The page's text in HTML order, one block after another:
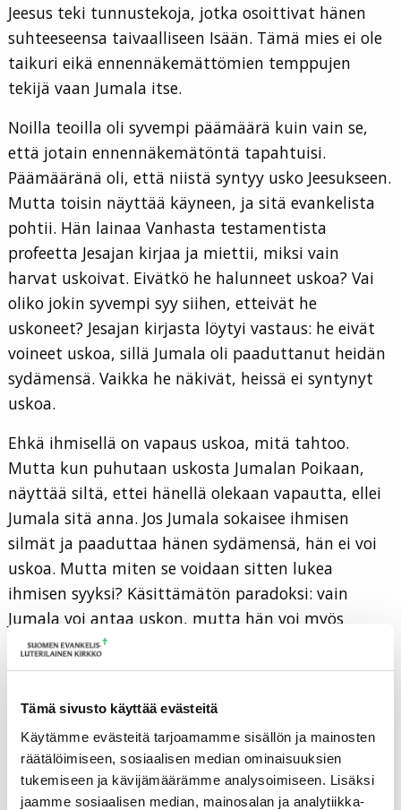
Tämä sivusto käyttää evästeitä
Käytämme evästeitä tarjoamamme sisällön ja mainosten
räätälöimiseen, sosiaalisen median ominaisuuksien
tukemiseen ja kävijämäärämme analysoimiseen. Lisäksi
jaamme sosiaalisen median, mainosalan ja analytiikka-
Jeesus teki tunnustekoja, jotka osoittivat hänen
suhteeseensa taivaalliseen Isään. Tämä mies ei ole
taikuri eikä ennennäkemättömien temppujen
tekijä vaan Jumala itse.
Noilla teoilla oli syvempi päämäärä kuin vain se,
että jotain ennennäkemätöntä tapahtuisi.
Päämääränä oli, että niistä syntyy usko Jeesukseen.
Mutta toisin näyttää käyneen, ja sitä evankelista
pohtii. Hän lainaa Vanhasta testamentista
profeetta Jesajan kirjaa ja miettii, miksi vain
harvat uskoivat. Eivätkö he halunneet uskoa? Vai
oliko jokin syvempi syy siihen, etteivät he
uskoneet? Jesajan kirjasta löytyi vastaus: he eivät
voineet uskoa, sillä Jumala oli paaduttanut heidän
sydämensä. Vaikka he näkivät, heissä ei syntynyt
uskoa.
Ehkä ihmisellä on vapaus uskoa, mitä tahtoo.
Mutta kun puhutaan uskosta Jumalan Poikaan,
näyttää siltä, ettei hänellä olekaan vapautta, ellei
Jumala sitä anna. Jos Jumala sokaisee ihmisen
silmät ja paaduttaa hänen sydämensä, hän ei voi
uskoa. Mutta miten se voidaan sitten lukea
ihmisen syyksi? Käsittämätön paradoksi: vain
Jumala voi antaa uskon, mutta hän voi myös
tuomita uskon puutteesta. Ihminen ei voi vapaasti
päättää uskoansa, vaan se on Jumalan vaikutusta
hänestä Jumalan silmissä tuomitun. Miten sitten
ylipäätään on mahdollista uskoa, ellei usko
olekaan ihmisen vapaasti valittavissa sen mukaan,
mitä itse tahtoo?